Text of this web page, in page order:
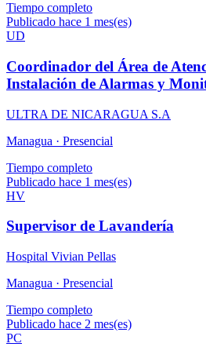
Tiempo completo
Publicado hace 1 mes(es)
UD
Coordinador del Área de
Instalación de Alarmas y
ULTRA DE NICARAGUA S.A
Managua · Presencial
Tiempo completo
Publicado hace 1 mes(es)
HV
Supervisor de Lavandería
Hospital Vivian Pellas
Managua · Presencial
Tiempo completo
Publicado hace 2 mes(es)
PC